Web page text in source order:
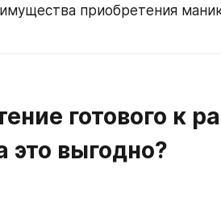
приобретения
готового к
это выгодно?